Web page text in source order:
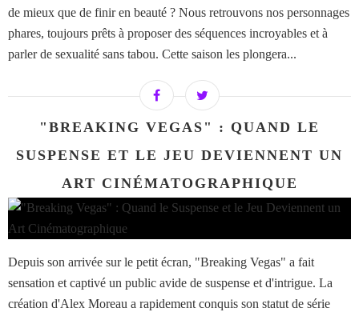
de mieux que de finir en beauté ? Nous retrouvons nos personnages
phares, toujours prêts à proposer des séquences incroyables et à
parler de sexualité sans tabou. Cette saison les plongera...
"BREAKING VEGAS" : QUAND LE
SUSPENSE ET LE JEU DEVIENNENT UN
ART CINÉMATOGRAPHIQUE
Depuis son arrivée sur le petit écran, "Breaking Vegas" a fait
sensation et captivé un public avide de suspense et d'intrigue. La
création d'Alex Moreau a rapidement conquis son statut de série